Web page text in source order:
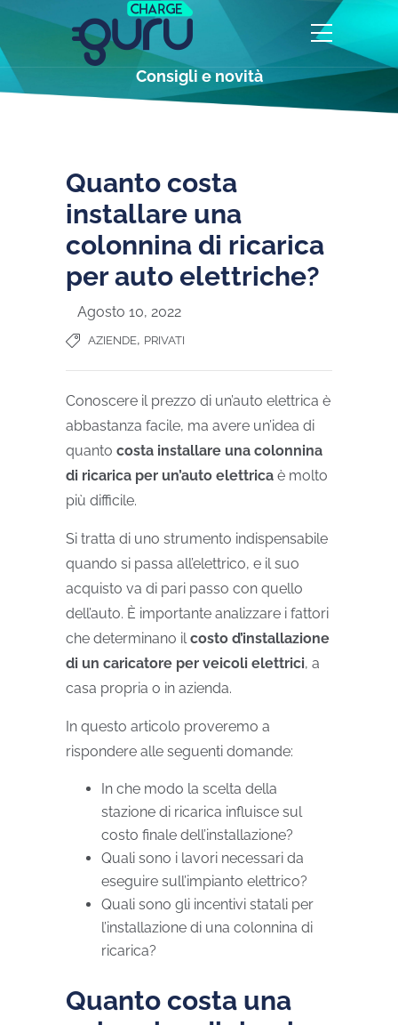
Consigli e novità
Quanto costa
installare una
colonnina di ricarica
per auto elettriche?
Agosto 10, 2022
AZIENDE, PRIVATI
Conoscere il prezzo di un’auto elettrica è
abbastanza facile, ma avere un’idea di
quanto costa installare una colonnina
di ricarica per un’auto elettrica è molto
più difficile.
Si tratta di uno strumento indispensabile
quando si passa all’elettrico, e il suo
acquisto va di pari passo con quello
dell’auto. È importante analizzare i fattori
che determinano ilcosto d’installazione
di un caricatore per veicoli elettrici, a
casa propria o in azienda.
In questo articolo proveremo a
rispondere alle seguenti domande:
In che modo la scelta della
stazione di ricarica influisce sul
costo finale dell’installazione?
Quali sono i lavori necessari da
eseguire sull’impianto elettrico?
Quali sono gli incentivi statali per
l’installazione di una colonnina di
ricarica?
Quanto costa una